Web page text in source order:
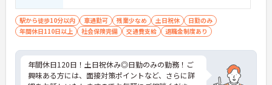
駅から徒歩10分以内 車通勤可 残業少なめ 土日祝休
日勤のみ
年間休日110日以上
社会保険完備 交通費支給 退職金制度あり
年間休日120日！土日祝休み◎日勤のみの勤務！ご
興味ある方には、面接対策ポイントなど、さらに詳